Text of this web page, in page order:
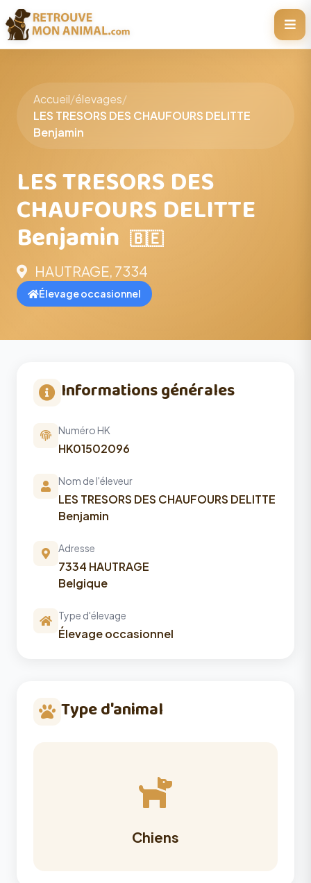
Accueil/élevages/
LES TRESORS DES CHAUFOURS DELITTE
Benjamin
LES TRESORS DES
CHAUFOURS DELITTE
Benjamin 🇧🇪
HAUTRAGE, 7334
Élevage occasionnel
Informations générales
Numéro HK
HK01502096
Nom de l'éleveur
LES TRESORS DES CHAUFOURS DELITTE
Benjamin
Adresse
7334 HAUTRAGE
Belgique
Type d'élevage
Élevage occasionnel
Type d'animal
Chiens